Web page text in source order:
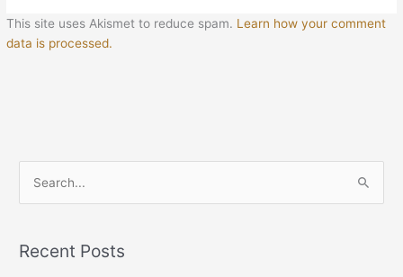
This site uses Akismet to reduce spam. Learn how your comment
data is processed.
rRecent Posts